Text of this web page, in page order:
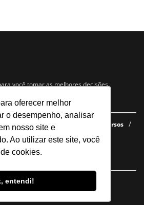
oferecer melhor
o desempenho, analisar
nosso site e
Ao utilizar este site, você
cookies.
entendi!
você tomar as melhores decisões.
somos E-books gratuitos
Cursos